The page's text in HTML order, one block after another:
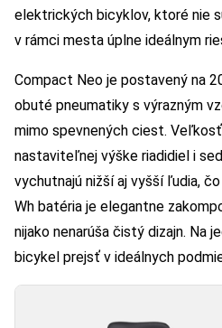
elektrických bicyklov, ktoré nie
v rámci mesta úplne ideálnym
Compact Neo je postavený na
obuté pneumatiky s výrazným
mimo spevnených ciest.
nastaviteľnej výške riadidiel i
vychutnajú nižší aj vyšší ľudia,
Wh batéria je elegantne
nijako nenarúša čistý dizajn. Na
bicykel prejsť v ideálnych